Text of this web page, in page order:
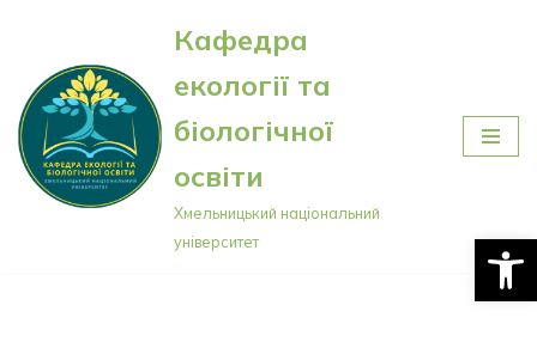
Перейти
до
вмісту
Кафедра
екології та
біологічної
освіти
Хмельницький національний
університет